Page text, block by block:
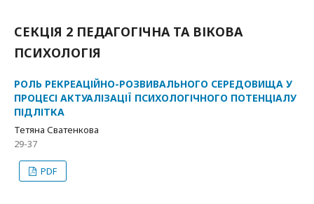
СЕКЦІЯ 2 ПЕДАГОГІЧНА ТА ВІКОВА
ПСИХОЛОГІЯ
РОЛЬ РЕКРЕАЦІЙНО-РОЗВИВАЛЬНОГО СЕРЕДОВИЩА У
ПРОЦЕСІ АКТУАЛІЗАЦІЇ ПСИХОЛОГІЧНОГО ПОТЕНЦІАЛУ
ПІДЛІТКА
Тетяна Сватенкова
29-37
PDF